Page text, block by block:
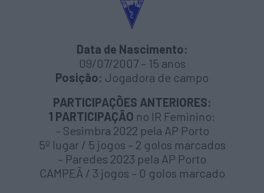
Data de Nascimento:
09/07/2007 – 15 anos
Posição: Jogadora de campo
PARTICIPAÇÕES ANTERIORES:
1 PARTICIPAÇÃO no IR Feminino:
– Sesimbra 2022 pela AP Porto
5º lugar / 5 jogos – 2 golos marcados
– Paredes 2023 pela AP Porto
CAMPEÃ / 3 jogos – 0 golos marcado